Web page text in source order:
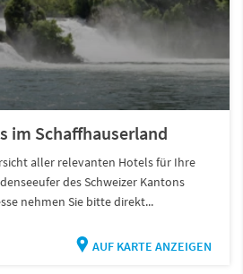
im Schaffhauserland
aller relevanten Hotels für Ihre
des Schweizer Kantons
nehmen Sie bitte direkt...
AUF KARTE ANZEIGEN